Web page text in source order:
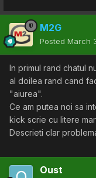
M2G
Posted March
In primul rand chatul
al doilea rand cand
"aiurea".
Ce am putea noi sa
kick scrie cu litere
Descrieti clar
Oust